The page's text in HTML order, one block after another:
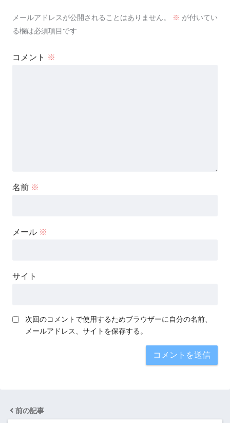
メールアドレスが公開されることはありません。 ※ が付いてい
る欄は必須項目です
コメント ※
名前 ※
メール ※
サイト
次回のコメントで使用するためブラウザーに自分の名前、
メールアドレス、サイトを保存する。
前の記事